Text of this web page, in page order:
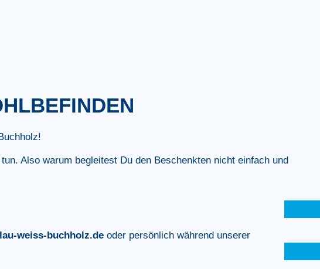
Also warum begleitest Du den Beschenkten nicht einfach und
weiss-buchholz.de oder persönlich während unserer